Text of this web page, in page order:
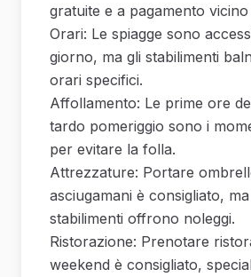
gratuite e a pagamento
Orari: Le spiagge sono
giorno, ma gli stabilimenti
orari specifici.
Affollamento: Le prime ore
tardo pomeriggio sono i
per evitare la folla.
Attrezzature: Portare
asciugamani è consigliato,
stabilimenti offrono noleggi.
Ristorazione: Prenotare
weekend è consigliato,